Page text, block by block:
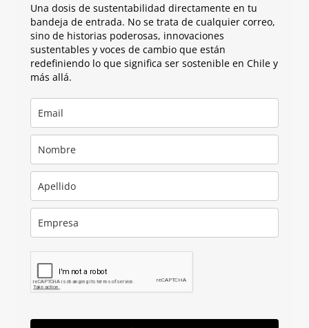
Una dosis de sustentabilidad directamente en tu
bandeja de entrada. No se trata de cualquier correo,
sino de historias poderosas, innovaciones
sustentables y voces de cambio que están
redefiniendo lo que significa ser sostenible en Chile y
más allá.